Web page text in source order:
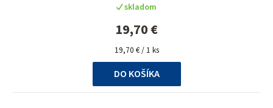
skladom
19,70 €
Jednotková
cena:
19,70 € / 1 ks
DO KOŠÍKA